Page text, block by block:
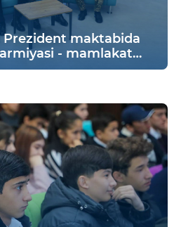
maktabida
- mamlakat
shiori ostida ochiq